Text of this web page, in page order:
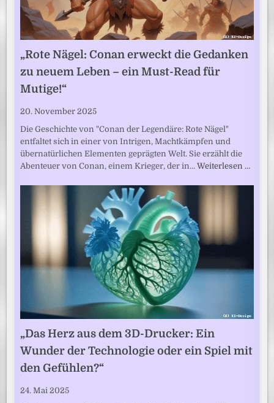
„Rote Nägel: Conan erweckt die Gedanken
zu neuem Leben – ein Must-Read für
Mutige!“
20. November 2025
Die Geschichte von "Conan der Legendäre: Rote Nägel"
entfaltet sich in einer von Intrigen, Machtkämpfen und
übernatürlichen Elementen geprägten Welt. Sie erzählt die
Abenteuer von Conan, einem Krieger, der in…Weiterlesen …
„Das Herz aus dem 3D-Drucker: Ein
Wunder der Technologie oder ein Spiel mit
den Gefühlen?“
24. Mai 2025